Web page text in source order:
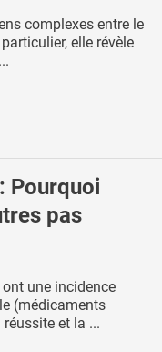
complexes entre le
elle révèle
Pourquoi
pas
une incidence
(médicaments
et la ...